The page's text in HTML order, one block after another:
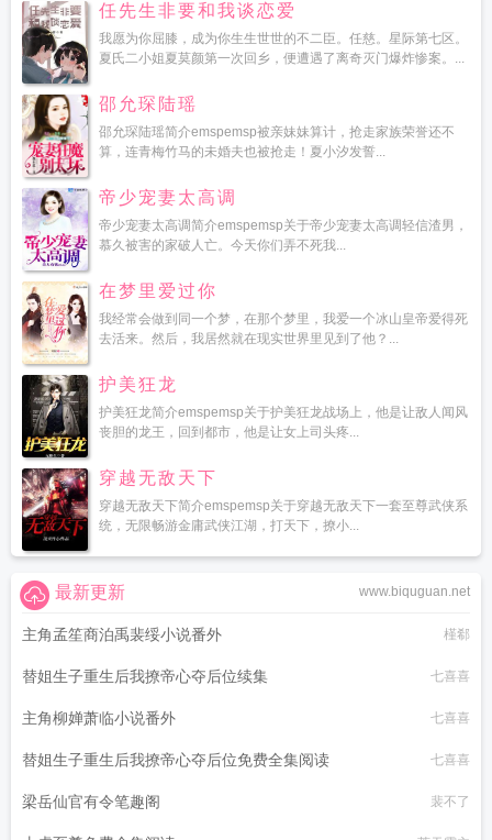
任先生非要和我谈恋爱
我愿为你屈膝，成为你生生世世的不二臣。任慈。星际第七区。
夏氏二小姐夏莫颜第一次回乡，便遭遇了离奇灭门爆炸惨案。...
邵允琛陆瑶
邵允琛陆瑶简介emspemsp被亲妹妹算计，抢走家族荣誉还不
算，连青梅竹马的未婚夫也被抢走！夏小汐发誓...
帝少宠妻太高调
帝少宠妻太高调简介emspemsp关于帝少宠妻太高调轻信渣男，
慕久被害的家破人亡。今天你们弄不死我...
在梦里爱过你
我经常会做到同一个梦，在那个梦里，我爱一个冰山皇帝爱得死
去活来。然后，我居然就在现实世界里见到了他？...
护美狂龙
护美狂龙简介emspemsp关于护美狂龙战场上，他是让敌人闻风
丧胆的龙王，回到都市，他是让女上司头疼...
穿越无敌天下
穿越无敌天下简介emspemsp关于穿越无敌天下一套至尊武侠系
统，无限畅游金庸武侠江湖，打天下，撩小...
www.biquguan.net
最新更新
主角孟笙商泊禹裴绥小说番外 槿郗
替姐生子重生后我撩帝心夺后位续集 七喜喜
主角柳婵萧临小说番外 七喜喜
替姐生子重生后我撩帝心夺后位免费全集阅读 七喜喜
梁岳仙官有令笔趣阁 裴不了